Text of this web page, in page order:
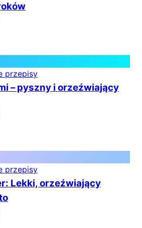
przepisy
– pyszny i orzeźwiający
przepisy
Lekki, orzeźwiający